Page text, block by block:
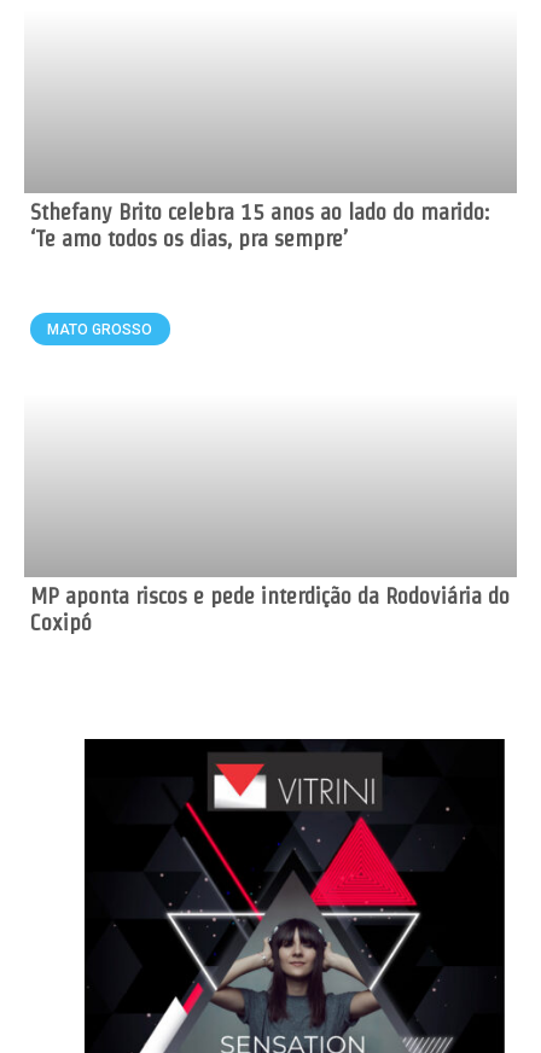
Sthefany Brito celebra 15 anos ao lado do marido:
‘Te amo todos os dias, pra sempre’
MATO GROSSO
MP aponta riscos e pede interdição da Rodoviária do
Coxipó